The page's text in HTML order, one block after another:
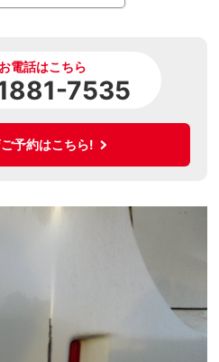
電話はこちら
7535
予約はこちら!